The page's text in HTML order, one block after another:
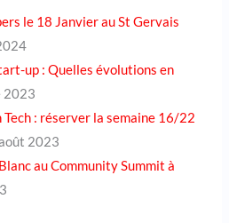
le 18 Janvier au St Gervais
up : Quelles évolutions en
2023
Tech : réserver la semaine 16/22
2023
au Community Summit à